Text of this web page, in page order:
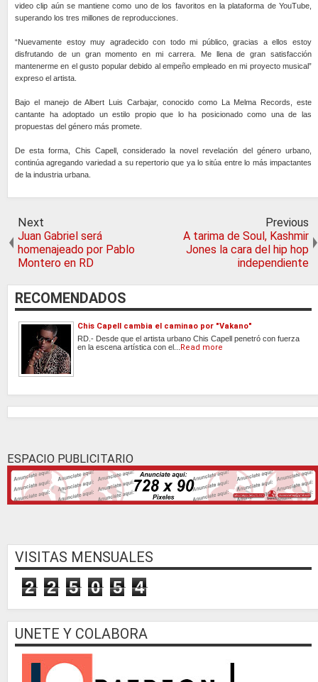
video clip aún se mantiene como uno de los favoritos en la plataforma de YouTube,
superando los tres millones de reproducciones.
“Nuevamente estoy muy agradecido con todo mi público, gracias a ellos estoy
disfrutando de un gran momento en mi carrera. Me llena de gran satisfacción
mantenerme en el gusto popular debido al empeño empleado en mi proyecto musical”
expreso el artista.
Bajo el manejo de Albert Luis Carbajar, conocido como La Melma Records, este
cantante ha adoptado un estilo propio que lo ha posicionado como una de las
propuestas del género más promete.
De esta forma, Chis Capell, considerado la novel revelación del género urbano,
continúa agregando variedad a su repertorio que ya lo sitúa entre lo más impactantes
de la industria urbana.
Next
Juan Gabriel será
homenajeado por Pablo
Montero en RD
Previous
A tarima de Soul, Kashmir
Jones la cara del hip hop
independiente
RECOMENDADOS
Chis Capell cambia el caminao por "Vakano"
RD.- Desde que el artista urbano Chis Capell penetró con fuerza
en la escena artística con el...
Read more
ESPACIO PUBLICITARIO
VISITAS MENSUALES
2 2 5 0 5 4
UNETE Y COLABORA